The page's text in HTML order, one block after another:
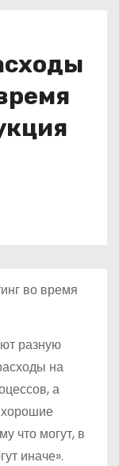
разную
на
а
что могут, в
иначе».